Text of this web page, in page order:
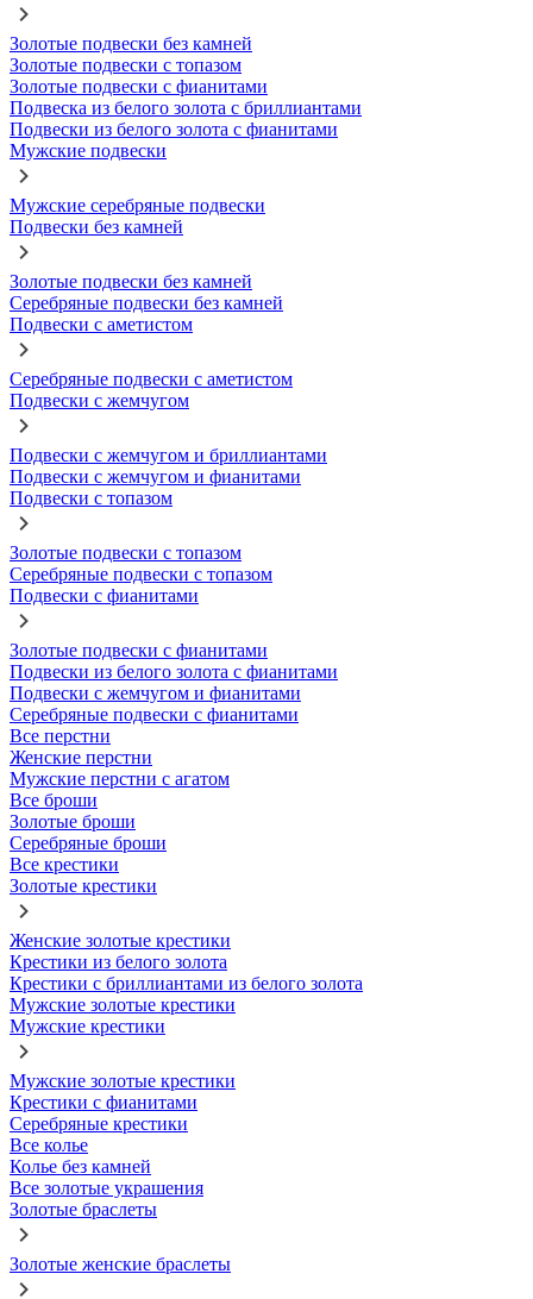
Золотые подвески без камней
Золотые подвески с топазом
Золотые подвески с фианитами
Подвеска из белого золота с бриллиантами
Подвески из белого золота с фианитами
Мужские подвески
Мужские серебряные подвески
Подвески без камней
Золотые подвески без камней
Серебряные подвески без камней
Подвески с аметистом
Серебряные подвески с аметистом
Подвески с жемчугом
Подвески с жемчугом и бриллиантами
Подвески с жемчугом и фианитами
Подвески с топазом
Золотые подвески с топазом
Серебряные подвески с топазом
Подвески с фианитами
Золотые подвески с фианитами
Подвески из белого золота с фианитами
Подвески с жемчугом и фианитами
Серебряные подвески с фианитами
Все перстни
Женские перстни
Мужские перстни с агатом
Все броши
Золотые броши
Серебряные броши
Все крестики
Золотые крестики
Женские золотые крестики
Крестики из белого золота
Крестики с бриллиантами из белого золота
Мужские золотые крестики
Мужские крестики
Мужские золотые крестики
Крестики с фианитами
Серебряные крестики
Все колье
Колье без камней
Все золотые украшения
Золотые браслеты
Золотые женские браслеты